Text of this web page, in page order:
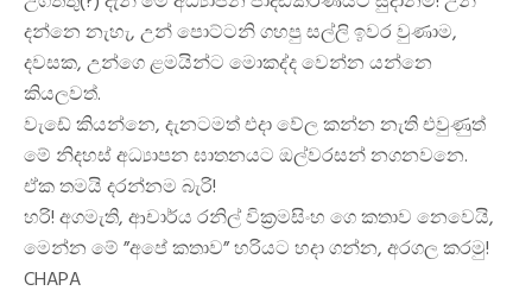
දන්නෙ නැහැ, උන් පොට්ටනි ගහපු සල්ලි ඉවර වුණාම,
දවසක, උන්ගෙ ළමයින්ට මොකද්ද වෙන්න යන්නෙ
කියලවත්.
වැඩේ කියන්නෙ, දැනටමත් එදා වේල කන්න නැති එවුණුත්
මේ නිදහස් අධ්‍යාපන ඝාතනයට ඔල්වරසන් නගනවනෙ.
ඒක තමයි දරන්නම බැරි!
හරි! අගමැති, ආචාර්ය රනිල් වික්‍රමසිංහ ගෙ කතාව නෙවෙයි,
මෙන්න මේ ”අපේ කතාව” හරියට හදා ගන්න, අරගල කරමු!
CHAPA